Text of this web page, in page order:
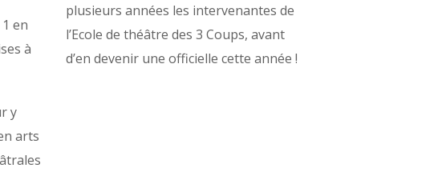
en
à
y
arts
plusieurs années les intervenantes de
l’Ecole de théâtre des 3 Coups, avant
d’en devenir une officielle cette année !